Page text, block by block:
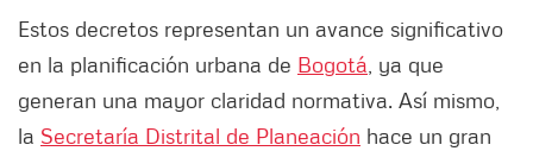
Estos decretos representan un avance significativo
en la planificación urbana de Bogotá , ya que
generan una mayor claridad normativa. Así mismo,
la Secretaría Distrital de Planeación hace un gran